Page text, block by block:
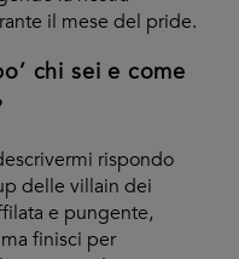
il mese del pride.
chi sei e come
rispondo
delle villain dei
e pungente,
finisci per